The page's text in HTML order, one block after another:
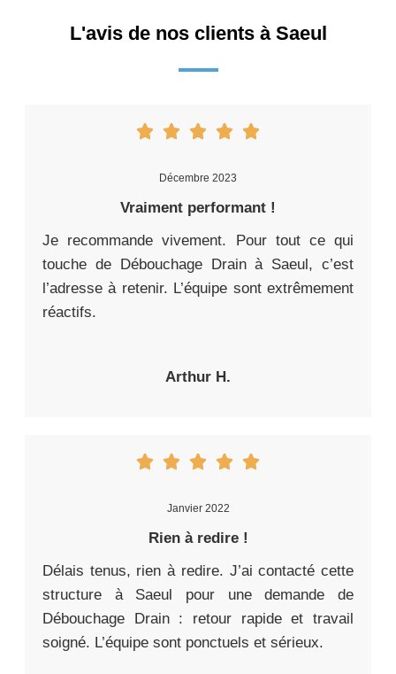
L'avis de nos clients à Saeul
Décembre 2023
Vraiment performant !
Je recommande vivement. Pour tout ce qui
touche de Débouchage Drain à Saeul, c’est
l’adresse à retenir. L’équipe sont extrêmement
réactifs.
Arthur H.
Janvier 2022
Rien à redire !
Délais tenus, rien à redire. J’ai contacté cette
structure à Saeul pour une demande de
Débouchage Drain : retour rapide et travail
soigné. L’équipe sont ponctuels et sérieux.